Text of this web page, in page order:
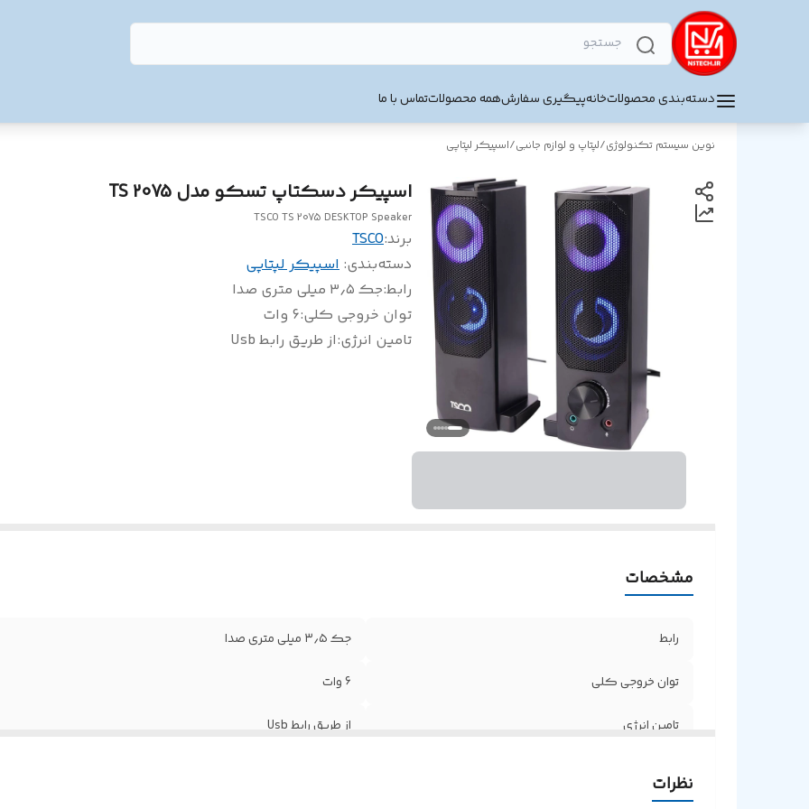
دسته‌بندی محصولاتخانهپیگیری سفارشهمه محصولاتتماس با ما
نوین سیستم تکنولوژی/لپتاپ و لوازم جانبی/اسپیکر لپتاپی
اسپیکر دسکتاپ تسکو مدل TS 2075
TSCO TS 2075 DESKTOP Speaker
برند:TSCO
دسته‌بندی: اسپیکر لپتاپی
رابط:جک ۳٫۵ میلی متری صدا
توان خروجی کلی:6 وات
تامین انرژی:از طریق رابط Usb
مشخصات
رابط جک ۳٫۵ میلی متری صدا
توان خروجی کلی 6 وات
تامین انرژی از طریق رابط Usb
نظرات